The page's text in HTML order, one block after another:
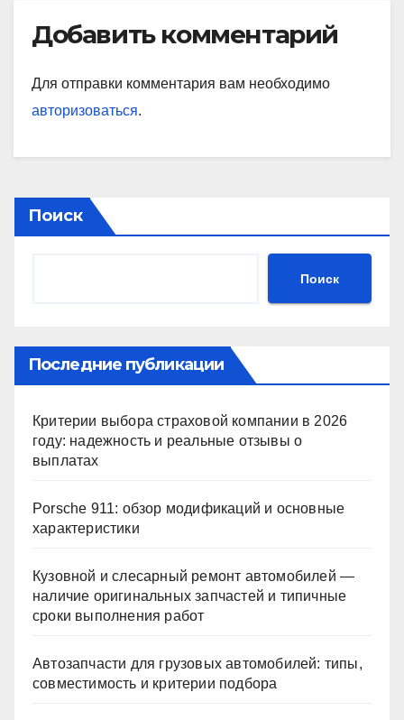
Добавить комментарий
Для отправки комментария вам необходимо
авторизоваться.
Поиск
Поиск
Последние публикации
Критерии выбора страховой компании в 2026
году: надежность и реальные отзывы о
выплатах
Porsche 911: обзор модификаций и основные
характеристики
Кузовной и слесарный ремонт автомобилей —
наличие оригинальных запчастей и типичные
сроки выполнения работ
Автозапчасти для грузовых автомобилей: типы,
совместимость и критерии подбора